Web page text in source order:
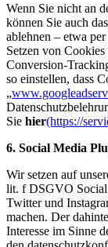
Wenn Sie nicht an
können Sie auch
ablehnen – etwa
Setzen von
Conversion-
so einstellen, dass
„
Sie hier(https://
6. Social Media
Wir setzen auf
lit. f DSGVO Social
Twitter und
machen. Der
Interesse im Sinne